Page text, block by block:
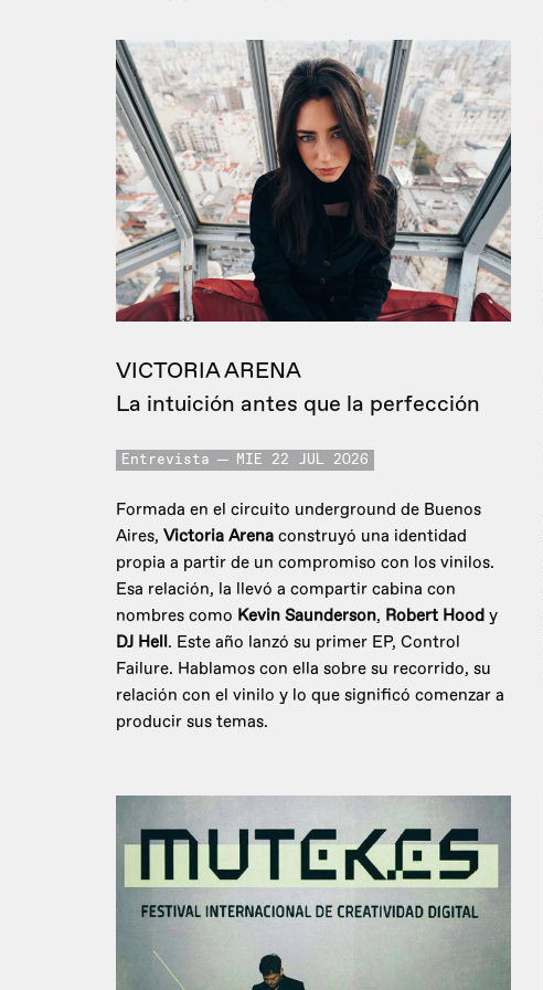
VICTORIA ARENA
La intuición antes que la perfección
Entrevista MIE 22 JUL 2026
Formada en el circuito underground de Buenos
Aires, Victoria Arena construyó una identidad
propia a partir de un compromiso con los vinilos.
Esa relación, la llevó a compartir cabina con
nombres como Kevin Saunderson, Robert Hood y
DJ Hell. Este año lanzó su primer EP, Control
Failure. Hablamos con ella sobre su recorrido, su
relación con el vinilo y lo que significó comenzar a
producir sus temas.